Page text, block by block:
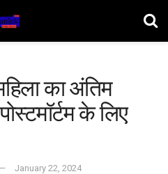
का अंतिम
के लिए
January 22, 2024